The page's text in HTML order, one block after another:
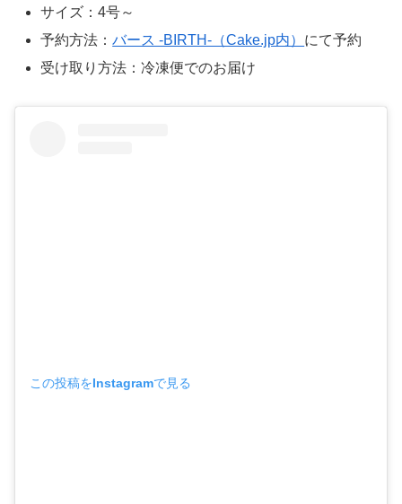
サイズ：4号～
予約方法：バース -BIRTH-（Cake.jp内） にて予約
受け取り方法：冷凍便でのお届け
この投稿をInstagramで見る